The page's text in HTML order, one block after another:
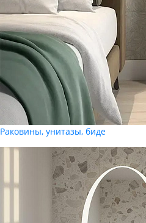
Раковины, унитазы, биде